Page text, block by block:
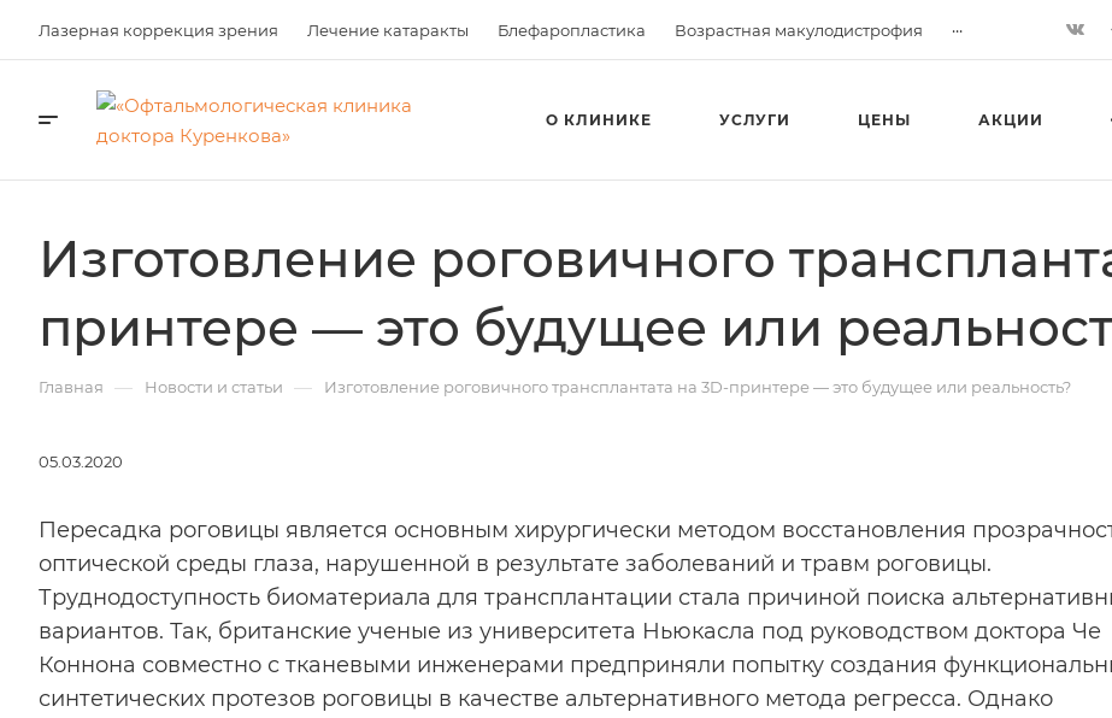
Лазерная коррекция зрения Лечение катаракты Блефаропластика Возрастная макулодистрофия ...
О КЛИНИКЕ УСЛУГИ ЦЕНЫ АКЦИИ
Изготовление роговичного
принтере — это будущее или
Главная — Новости и статьи — Изготовление роговичного трансплантата на 3D-принтере — это будущее или реальность?
05.03.2020
Пересадка роговицы является основным хирургически методом восстановления
оптической среды глаза, нарушенной в результате заболеваний и травм роговицы.
Труднодоступность биоматериала для трансплантации стала причиной поиска
вариантов. Так, британские ученые из университета Ньюкасла под руководством доктора Че
Коннона совместно с тканевыми инженерами предприняли попытку создания
синтетических протезов роговицы в качестве альтернативного метода регресса. Однако